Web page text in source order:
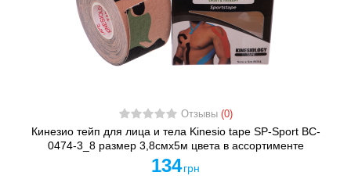
Отзывы (0)
Кинезио тейп для лица и тела Kinesio tape SP-Sport BC-
0474-3_8 размер 3,8смх5м цвета в ассортименте
134 грн